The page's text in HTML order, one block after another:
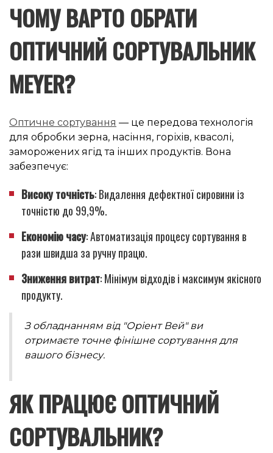
ЧОМУ ВАРТО ОБРАТИ
ОПТИЧНИЙ СОРТУВАЛЬНИК
MEYER?
Оптичне сортування — це передова технологія
для обробки зерна, насіння, горіхів, квасолі,
заморожених ягід та інших продуктів. Вона
забезпечує:
Високу точність: Видалення дефектної сировини із
точністю до 99,9%.
Економію часу: Автоматизація процесу сортування в
рази швидша за ручну працю.
Зниження витрат: Мінімум відходів і максимум якісного
продукту.
З обладнанням від "Оріент Вей" ви
отримаєте точне фінішне сортування для
вашого бізнесу.
ЯК ПРАЦЮЄ ОПТИЧНИЙ
СОРТУВАЛЬНИК?